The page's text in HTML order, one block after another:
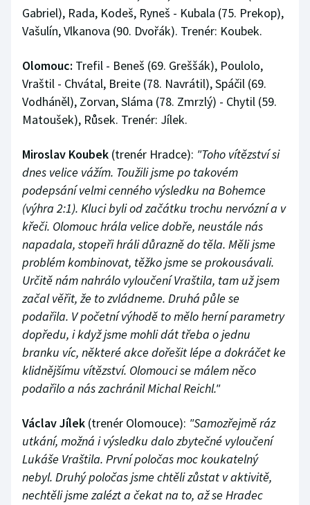
Gabriel), Rada, Kodeš, Ryneš - Kubala (75. Prekop),
Vašulín, Vlkanova (90. Dvořák). Trenér: Koubek.
Olomouc: Trefil - Beneš (69. Greššák), Poulolo,
Vraštil - Chvátal, Breite (78. Navrátil), Spáčil (69.
Vodháněl), Zorvan, Sláma (78. Zmrzlý) - Chytil (59.
Matoušek), Růsek. Trenér: Jílek.
Miroslav Koubek (trenér Hradce): "Toho vítězství si
dnes velice vážím. Toužili jsme po takovém
podepsání velmi cenného výsledku na Bohemce
(výhra 2:1). Kluci byli od začátku trochu nervózní a v
křeči. Olomouc hrála velice dobře, neustále nás
napadala, stopeři hráli důrazně do těla. Měli jsme
problém kombinovat, těžko jsme se prokousávali.
Určitě nám nahrálo vyloučení Vraštila, tam už jsem
začal věřit, že to zvládneme. Druhá půle se
podařila. V početní výhodě to mělo herní parametry
dopředu, i když jsme mohli dát třeba o jednu
branku víc, některé akce dořešit lépe a dokráčet ke
klidnějšímu vítězství. Olomouci se málem něco
podařilo a nás zachránil Michal Reichl."
Václav Jílek (trenér Olomouce): "Samozřejmě ráz
utkání, možná i výsledku dalo zbytečné vyloučení
Lukáše Vraštila. První poločas moc koukatelný
nebyl. Druhý poločas jsme chtěli zůstat v aktivitě,
nechtěli jsme zalézt a čekat na to, až se Hradec